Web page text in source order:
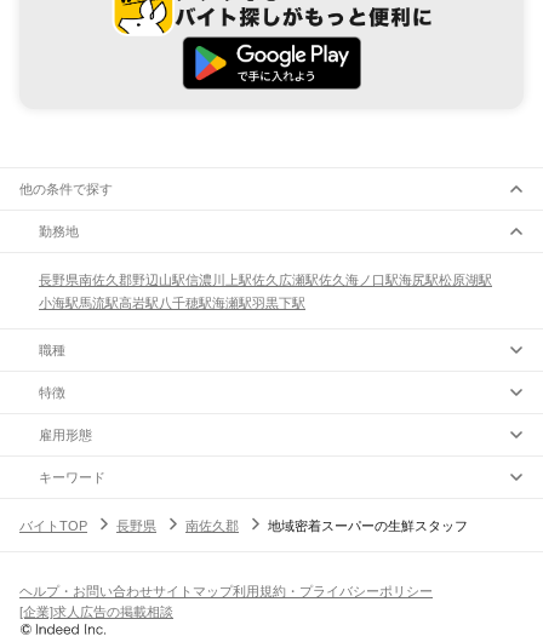
他の条件で探す
勤務地
長野県南佐久郡野辺山駅信濃川上駅佐久広瀬駅佐久海ノ口駅海尻駅松原湖駅
小海駅馬流駅高岩駅 八千穂駅海瀬駅羽黒下駅
職種
特徴
雇用形態
キーワード
バイトTOP 長野県 南佐久郡 地域密着スーパーの生鮮スタッフ
ヘルプ・お問い合わせサイトマップ利用規約・プライバシーポリシー
[企業]求人広告の掲載相談